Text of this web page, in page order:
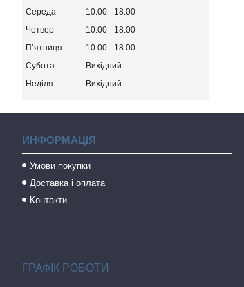
Середа
10:00
18:00
Четвер
10:00
18:00
Пʼятниця
10:00
18:00
Субота
Вихідний
Неділя
Вихідний
ИНФОРМАЦІЯ
Умови покупки
Доставка і оплата
Контакти
ГРАФІК РОБОТИ